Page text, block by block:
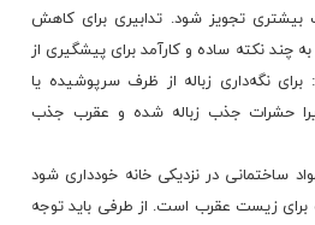
بیشتری تجویز شود. تدابیری برای كاهش
چند نكته ساده و كارآمد برای پیشگیری از
نگه‌داری زباله از ظرف سرپوشیده یا
حشرات جذب زباله شده و عقرب جذب
ساختمانی در نزدیكی خانه خودداری شود
برای زیست عقرب است. از طرفی باید توجه